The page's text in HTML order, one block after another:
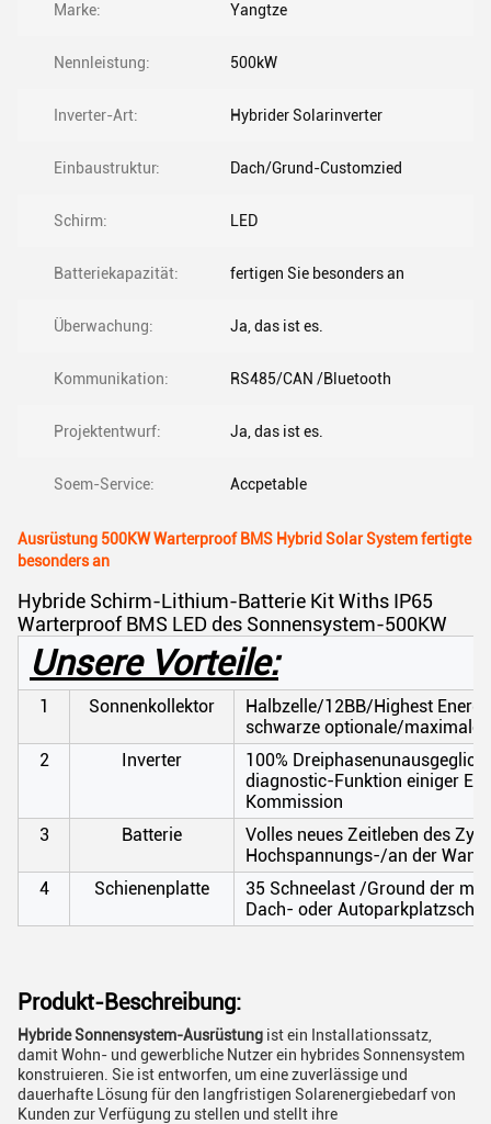
Marke: Yangtze
Nennleistung: 500kW
Inverter-Art: Hybrider Solarinverter
Einbaustruktur: Dach/Grund-Customzied
Schirm: LED
Batteriekapazität: fertigen Sie besonders an
Überwachung: Ja, das ist es.
Kommunikation: RS485/CAN /Bluetooth
Projektentwurf: Ja, das ist es.
Soem-Service: Accpetable
Ausrüstung 500KW Warterproof BMS Hybrid Solar System fertigte
besonders an
Hybride Schirm-Lithium-Batterie Kit Withs IP65
Warterproof BMS LED des Sonnensystem-500KW
Unsere Vorteile:
1 Sonnenkollektor
Halbzelle/12BB/Highest
schwarze optionale/maximale
2
Inverter
100%
diagnostic-Funktion einiger
Kommission
3
Batterie
Volles neues Zeitleben des
Hochspannungs-/an der
4
Schienenplatte
35 Schneelast /Ground der
Dach- oder
Produkt-Beschreibung:
Hybride Sonnensystem-Ausrüstung ist ein Installationssatz,
damit Wohn- und gewerbliche Nutzer ein hybrides Sonnensystem
konstruieren. Sie ist entworfen, um eine zuverlässige und
dauerhafte Lösung für den langfristigen Solarenergiebedarf von
Kunden zur Verfügung zu stellen und stellt ihre